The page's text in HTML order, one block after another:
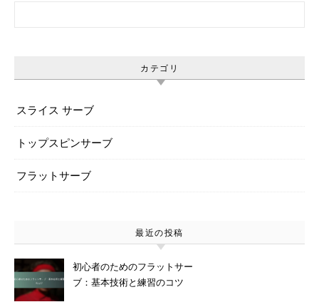
カテゴリ
スライス サーブ
トップスピンサーブ
フラットサーブ
最近の投稿
初心者のためのフラットサー
ブ：基本技術と練習のコツ